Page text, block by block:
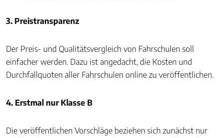
3. Preistransparenz
Der Preis- und Qualitätsvergleich von Fahrschulen soll
einfacher werden. Dazu ist angedacht, die Kosten und
Durchfallquoten aller Fahrschulen online zu veröffentlichen.
4. Erstmal nur Klasse B
Die veröffentlichen Vorschläge beziehen sich zunächst nur